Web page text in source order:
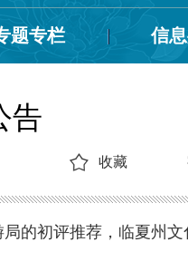
题专栏 信
告
收藏
的初评推荐，临夏州